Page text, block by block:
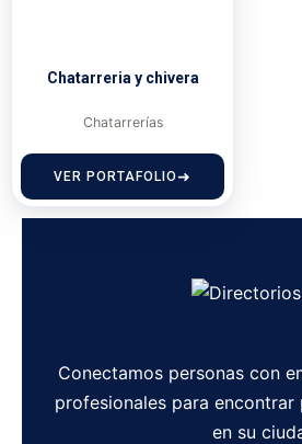
Chatarreria y chivera
Chatarrerías
VER PORTAFOLIO
Conectamos personas con
profesionales para
en su